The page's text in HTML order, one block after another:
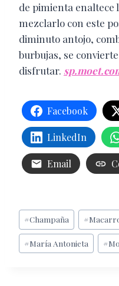
de pimienta enaltece
mezclarlo con este
diminuto antojo,
burbujas, se
disfrutar.
Facebook
LinkedIn
Email
Etiquetas
de
la
#Champaña #
#María Antonieta #